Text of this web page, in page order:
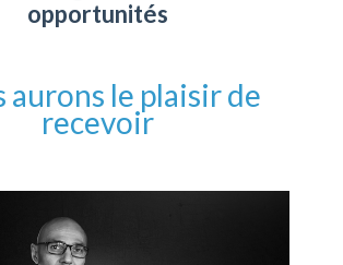
opportunités
aurons le plaisir de
recevoir